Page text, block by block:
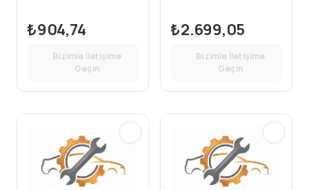
₺904,74
Bizimle İletişime
Geçin
₺2.699,05
Bizimle İletişime
Geçin